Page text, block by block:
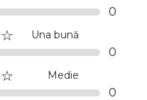
0
Una bună
0
Medie
0